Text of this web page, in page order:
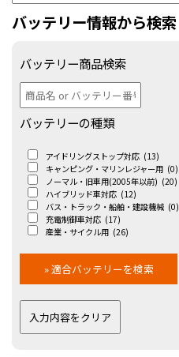
バッテリー情報から検索
バッテリー商品検索
バッテリーの種類
アイドリングストップ対応 (13)
キャンピング・マリンレジャー用 (0)
ノーマル・旧車用(2005年以前) (20)
ハイブリッド車対応 (12)
バス・トラック・船舶・建設機械 (0)
充電制御車対応 (17)
産業・サイクル用 (26)